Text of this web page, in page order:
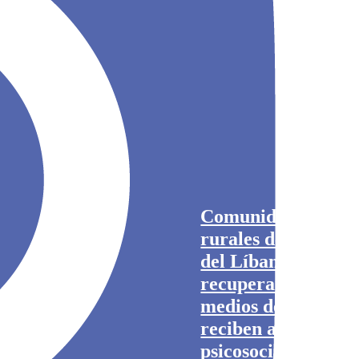
Comunidades
rurales del sur
del Líbano
recuperan sus
medios de vida,
reciben apoyo
psicosocial y